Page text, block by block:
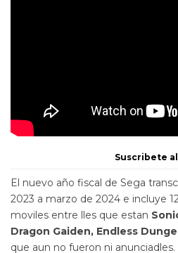
Suscribete
El nuevo año fiscal de Sega
2023 a marzo de 2024 e incluye
moviles entre lles que estan
Dragon Gaiden, Endless
que aun no fueron ni